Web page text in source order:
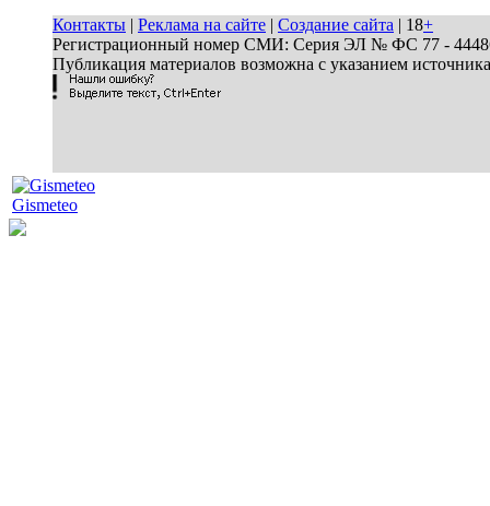
Контакты | Реклама на сайте | Создание сайта | 18+
Регистрационный номер СМИ: Серия ЭЛ № ФС 77 - 44486
Публикация материалов возможна с указанием
Gismeteo